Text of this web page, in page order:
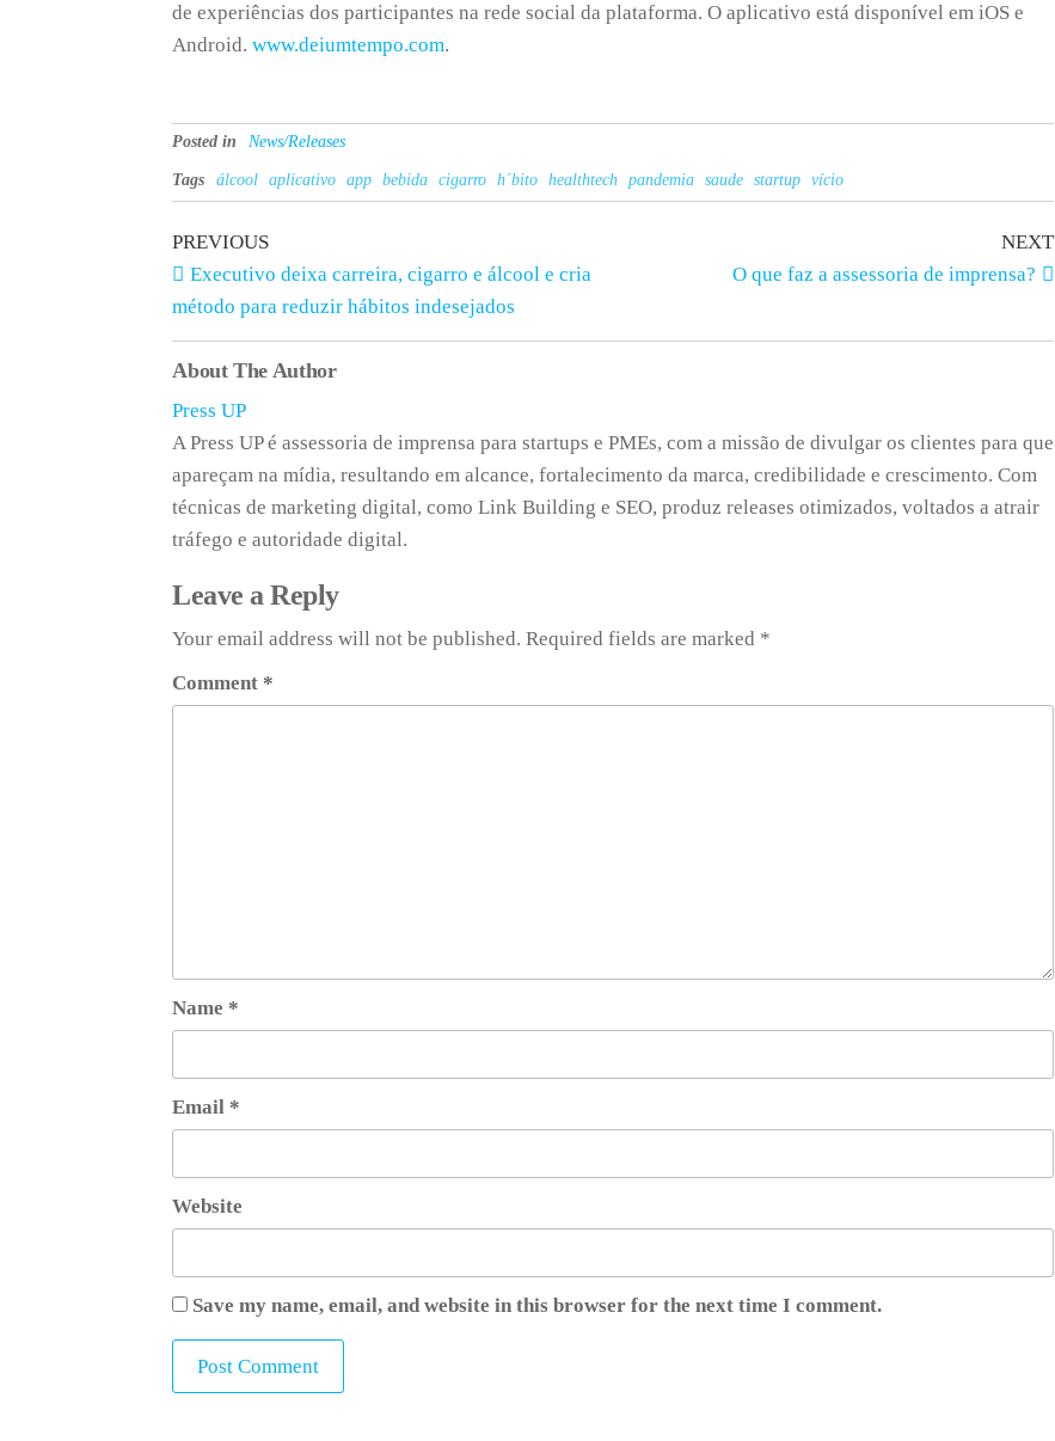
de experiências dos participantes na rede social da plataforma. O aplicativo está disponível em iOS e
Android.www.deiumtempo.com.
Posted in News/Releases
Tags álcool aplicativo app bebida cigarro h´bito healthtech pandemia saude startup vício
PREVIOUS
Executivo deixa carreira, cigarro e álcool e cria
método para reduzir hábitos indesejados
NEXT
O que faz a assessoria de imprensa?
About The Author
Press UP
A Press UP é assessoria de imprensa para startups e PMEs, com a missão de divulgar os clientes para que
apareçam na mídia, resultando em alcance, fortalecimento da marca, credibilidade e crescimento. Com
técnicas de marketing digital, como Link Building e SEO, produz releases otimizados, voltados a atrair
tráfego e autoridade digital.
Leave a Reply
Your email address will not be published. Required fields are marked *
Comment *
Name *
Email *
Website
Save my name, email, and website in this browser for the next time I comment.